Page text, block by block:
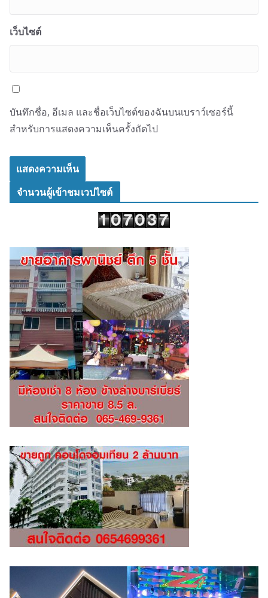
เว็บไซต์
บันทึกชื่อ, อีเมล และชื่อเว็บไซต์ของฉันบนเบราว์เซอร์นี้
สำหรับการแสดงความเห็นครั้งถัดไป
จำนวนผู้เข้าชมเวปไซต์